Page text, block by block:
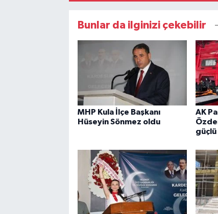
Bunlar da ilginizi çekebilir
MHP Kula İlçe Başkanı
Hüseyin Sönmez oldu
AK